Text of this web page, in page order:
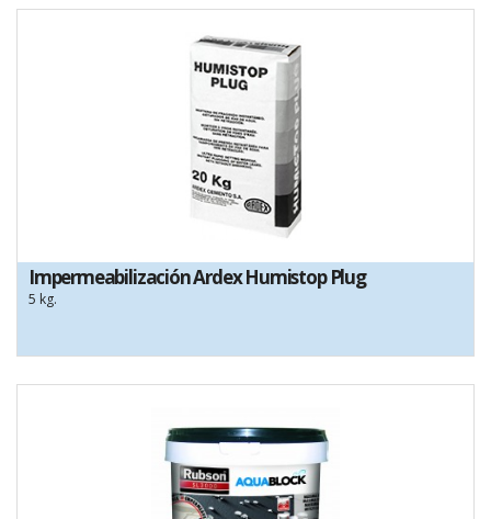
Impermeabilización Ardex Humistop Plug
5 kg.